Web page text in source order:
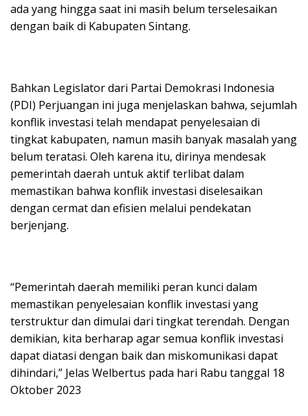
ada yang hingga saat ini masih belum terselesaikan
dengan baik di Kabupaten Sintang.
Bahkan Legislator dari Partai Demokrasi Indonesia
(PDI) Perjuangan ini juga menjelaskan bahwa, sejumlah
konflik investasi telah mendapat penyelesaian di
tingkat kabupaten, namun masih banyak masalah yang
belum teratasi. Oleh karena itu, dirinya mendesak
pemerintah daerah untuk aktif terlibat dalam
memastikan bahwa konflik investasi diselesaikan
dengan cermat dan efisien melalui pendekatan
berjenjang.
“Pemerintah daerah memiliki peran kunci dalam
memastikan penyelesaian konflik investasi yang
terstruktur dan dimulai dari tingkat terendah. Dengan
demikian, kita berharap agar semua konflik investasi
dapat diatasi dengan baik dan miskomunikasi dapat
dihindari,” Jelas Welbertus pada hari Rabu tanggal 18
Oktober 2023